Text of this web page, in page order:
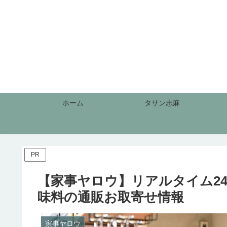
ホーム タサン志麻
PR
【家事ヤロウ】リアルタイム
味料の通販お取寄せ情報
家事ヤロウ